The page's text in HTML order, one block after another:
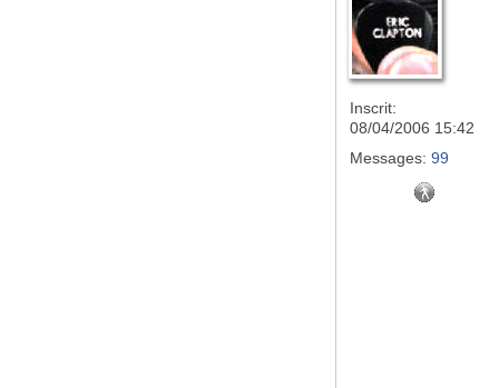
Inscrit:
08/04/2006 15:42
Messages: 99